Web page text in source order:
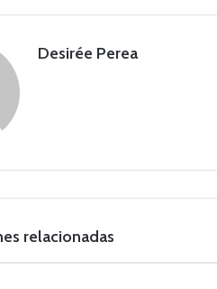
Desirée Perea
relacionadas